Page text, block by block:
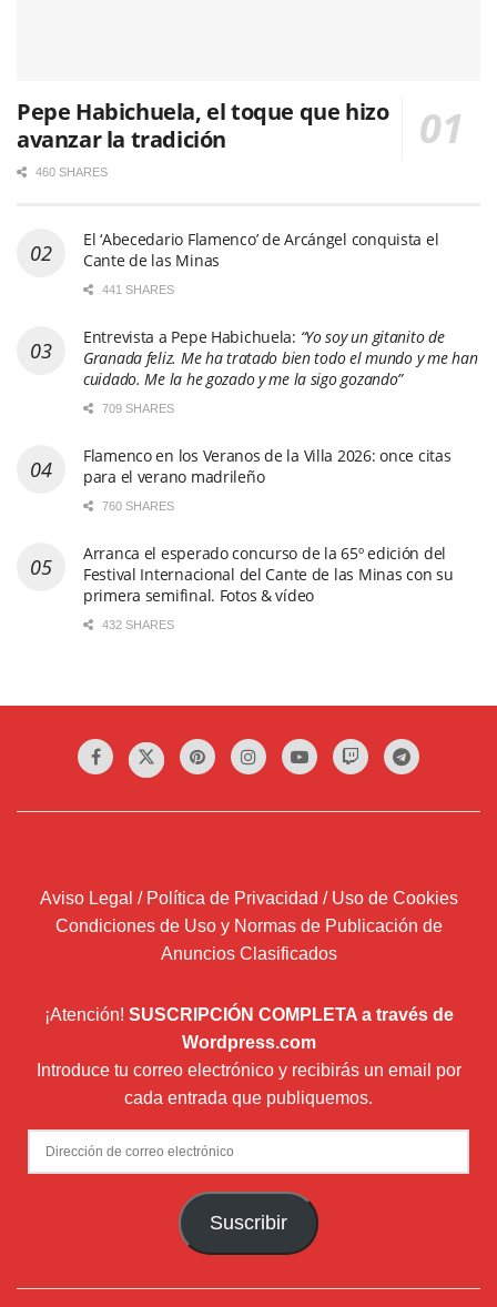
Pepe Habichuela, el toque que hizo
avanzar la tradición
460 SHARES
El ‘Abecedario Flamenco’ de Arcángel conquista el
Cante de las Minas
441 SHARES
Entrevista a Pepe Habichuela: “Yo soy un gitanito de
Granada feliz. Me ha tratado bien todo el mundo y me han
cuidado. Me la he gozado y me la sigo gozando”
709 SHARES
Flamenco en los Veranos de la Villa 2026: once citas
para el verano madrileño
760 SHARES
Arranca el esperado concurso de la 65º edición del
Festival Internacional del Cante de las Minas con su
primera semifinal. Fotos & vídeo
432 SHARES
Aviso Legal / Política de Privacidad / Uso de Cookies
Condiciones de Uso y Normas de Publicación de
Anuncios Clasificados
¡Atención! SUSCRIPCIÓN COMPLETA a través de
Wordpress.com
Introduce tu correo electrónico y recibirás un email por
cada entrada que publiquemos.
Dirección
de
Suscribir